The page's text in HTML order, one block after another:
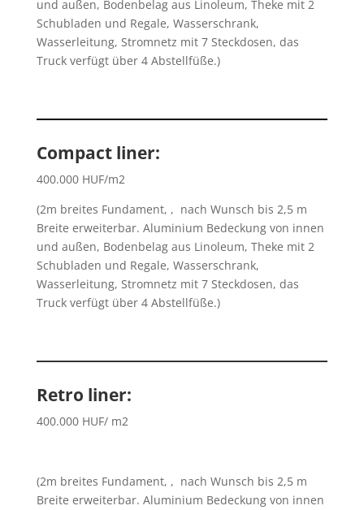
und außen, Bodenbelag aus Linoleum, Theke mit 2
Schubladen und Regale, Wasserschrank,
Wasserleitung, Stromnetz mit 7 Steckdosen, das
Truck verfügt über 4 Abstellfüße.)
Compact liner:
400.000 HUF/m2
(2m breites Fundament, , nach Wunsch bis 2,5 m
Breite erweiterbar. Aluminium Bedeckung von innen
und außen, Bodenbelag aus Linoleum, Theke mit 2
Schubladen und Regale, Wasserschrank,
Wasserleitung, Stromnetz mit 7 Steckdosen, das
Truck verfügt über 4 Abstellfüße.)
Retro liner:
400.000 HUF/ m2
(2m breites Fundament, , nach Wunsch bis 2,5 m
Breite erweiterbar. Aluminium Bedeckung von innen